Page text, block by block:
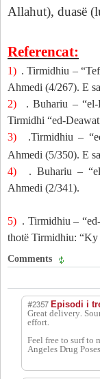
Allahut), duasë
Referencat:
1) . Tirmidhiu –
Ahmedi (4/267). E
2)
. Buhariu –
Tirmidhi “ed-
3)
.Tirmidhiu –
Ahmedi (5/350). E
4)
. Buhariu –
Ahmedi (2/341).
5) . Tirmidhiu –
thotë Tirmidhiu: “Ky
Comments
#2357 Episodi i
Great delivery.
effort.
Feel free to surf to
Angeles Drug